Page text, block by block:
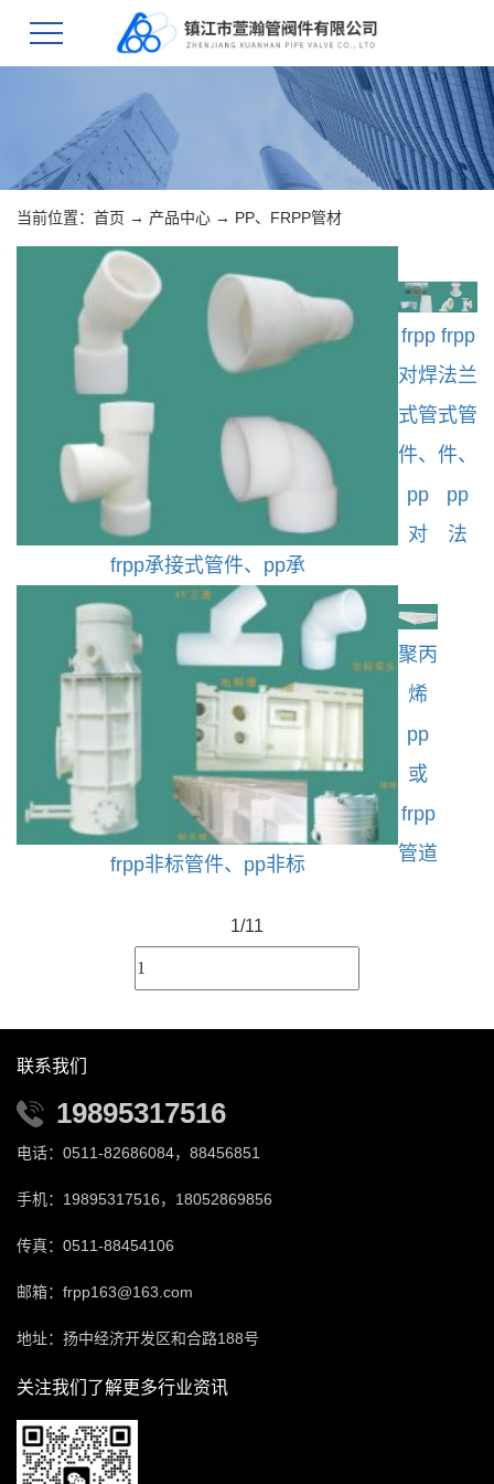
当前位置： 首页 → 产品中心 → PP、FRPP管材
frpp承接式管件、pp承
frpp
对焊
式管
件、
pp
对
frpp
法兰
式管
件、
pp
法
frpp非标管件、pp非标
聚丙
烯
pp
或
frpp
管道
1/11
联系我们
19895317516
电话：0511-82686084，88456851
手机：19895317516，18052869856
传真：0511-88454106
邮箱：frpp163@163.com
地址：扬中经济开发区和合路188号
关注我们了解更多行业资讯